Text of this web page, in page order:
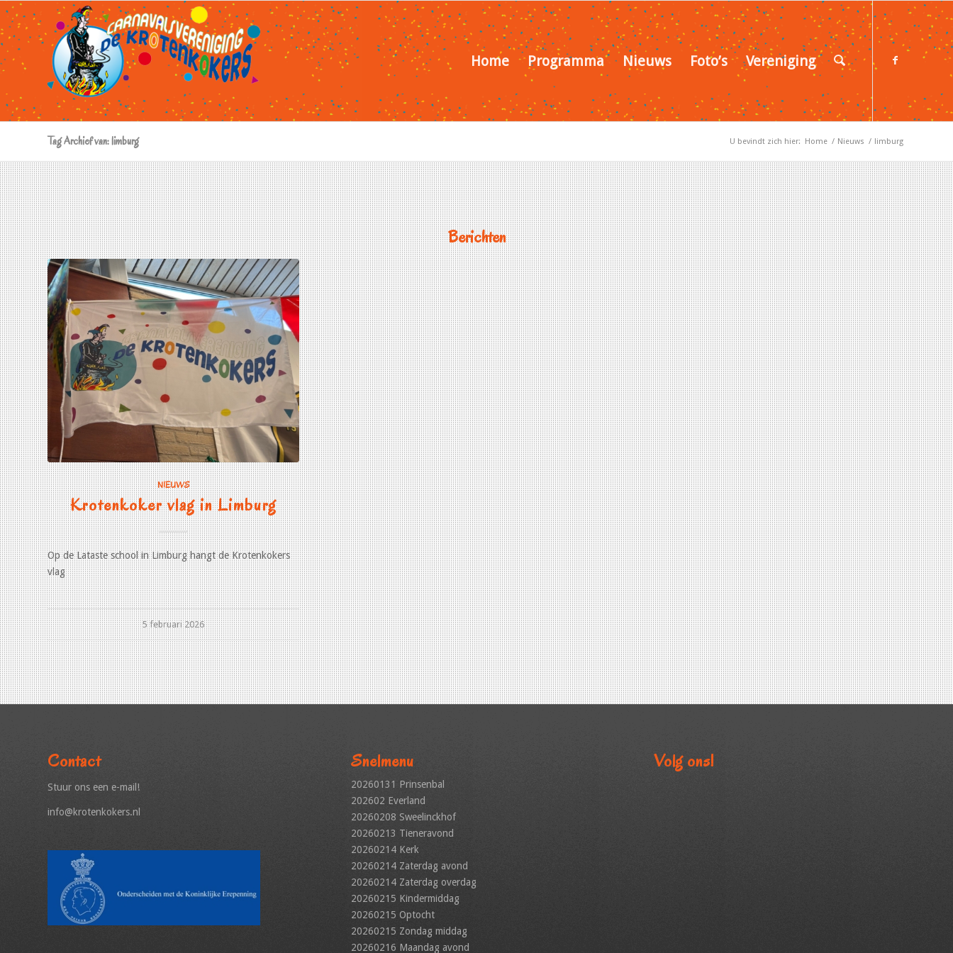
Home Programma Nieuws Foto’s Vereniging
Tag Archief van: limburg U bevindt zich hier: Home / Nieuws / limburg
Berichten
NIEUWS
Krotenkoker vlag in Limburg
Op de Lataste school in Limburg hangt de Krotenkokers
vlag
5 februari 2026
Contact
Stuur ons een e-mail!
info@krotenkokers.nl
Snelmenu
20260131 Prinsenbal
202602 Everland
20260208 Sweelinckhof
20260213 Tieneravond
20260214 Kerk
20260214 Zaterdag avond
20260214 Zaterdag overdag
20260215 Kindermiddag
20260215 Optocht
20260215 Zondag middag
20260216 Maandag avond
Volg ons!